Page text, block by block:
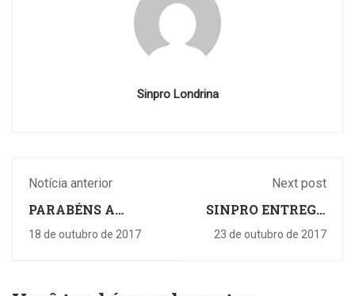
Sinpro Londrina
Notícia anterior
PARABÉNS A
PROFISSIONAIS DE
18 de outubro de 2017
Next post
SINPRO ENTREGA
EXCELÊNCIA A
23 de outubro de 2017